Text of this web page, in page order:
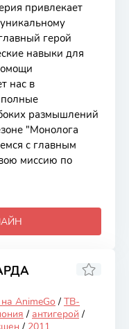
привлекает
герой
навыки для
нас в
размышлений
"Монолога
с главным
миссию по
AnimeGo / ТВ-
/ антигерой /